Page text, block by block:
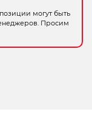
могут быть
Просим